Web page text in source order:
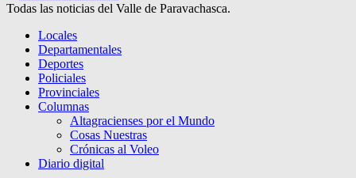
Todas las noticias del Valle de Paravachasca.
Locales
Departamentales
Deportes
Policiales
Provinciales
Columnas
Altagracienses por el Mundo
Cosas Nuestras
Crónicas al Voleo
Diario digital